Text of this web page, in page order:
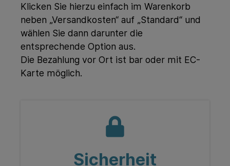
Klicken Sie hierzu einfach im Warenkorb
neben „Versandkosten“ auf „Standard“ und
wählen Sie dann darunter die
entsprechende Option aus.
Die Bezahlung vor Ort ist bar oder mit EC-
Karte möglich.
Sicherheit